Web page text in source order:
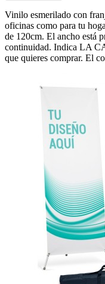
Vinilo esmerilado con
oficinas como para tu
de 120cm. El ancho está
continuidad. Indica LA
que quieres comprar. El